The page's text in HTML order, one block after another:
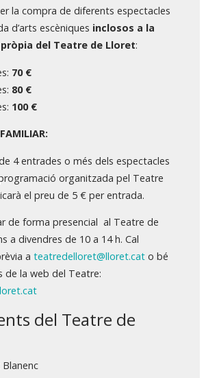
la compra de diferents espectacles
d’arts escèniques inclosos a la
del Teatre de Lloret:
70 €
80 €
100 €
4 entrades o més dels espectacles
organitzada pel Teatre
el preu de 5 € per entrada.
de forma presencial al Teatre de
a divendres de 10 a 14 h. Cal
a teatredelloret@lloret.cat o bé
de la web del Teatre:
del Teatre de